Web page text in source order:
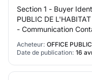
Section 1 - Buyer
PUBLIC DE
- Communication
Acheteur: OFFICE
Date de publication: 16